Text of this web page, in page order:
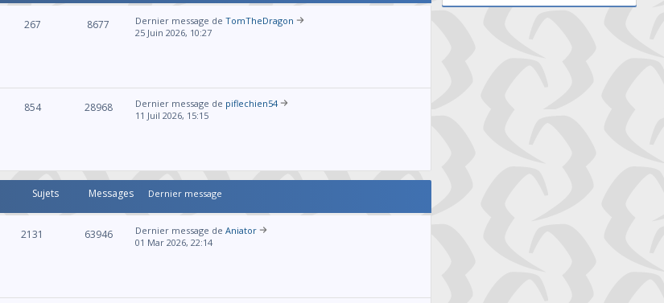
267 8677 Dernier message de TomTheDragon
25 Juin 2026, 10:27
854 28968 Dernier message de piflechien54
11 Juil 2026, 15:15
Sujets Messages Dernier message
2131 63946 Dernier message de Aniator
01 Mar 2026, 22:14